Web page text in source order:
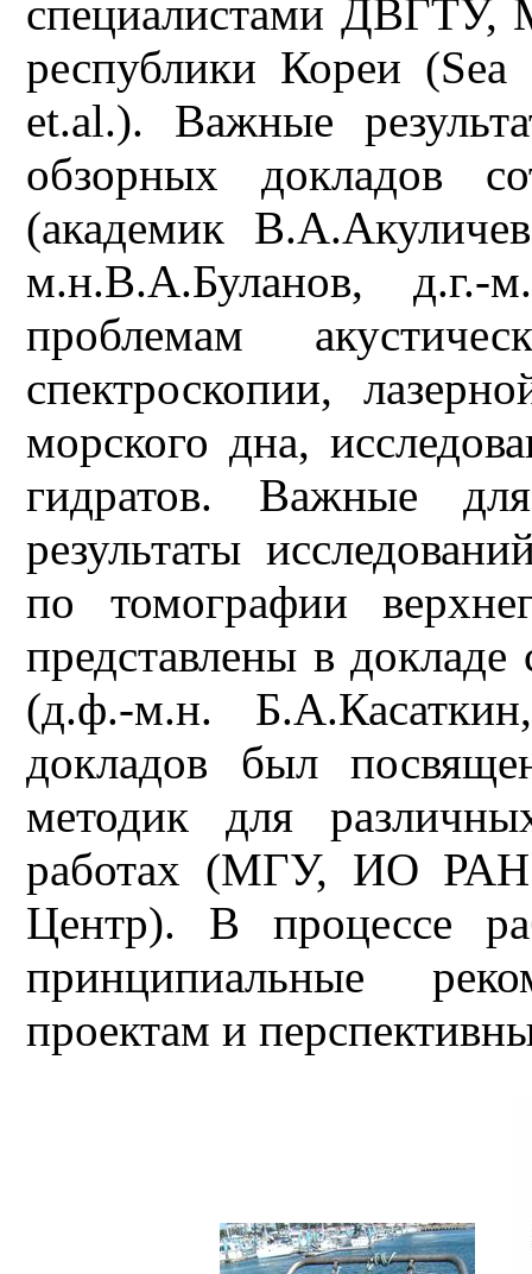
специалистами
республики Кореи
et.al.). Важные
обзорных докладов
(академик
м.н.В.А.Буланов,
проблемам
спектроскопии,
морского дна,
гидратов. Важные
результаты
по томографии
представлены в
(д.ф.-м.н.
докладов был
методик для
работах (МГУ, ИО
Центр). В процессе
принципиальные
проектам и